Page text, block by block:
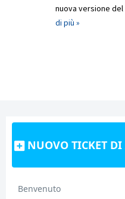
nuova versione
di più »
NUOVO TICKET DI
Benvenuto